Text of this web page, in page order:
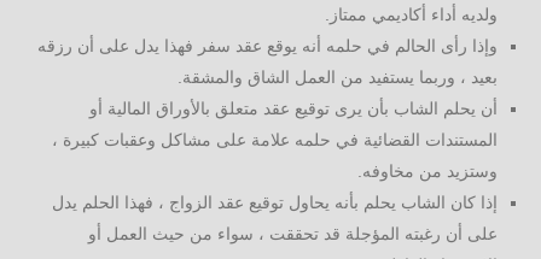
ولديه أداء أكاديمي ممتاز.
وإذا رأى الحالم في حلمه أنه يوقع عقد سفر فهذا يدل على أن رزقه
بعيد ، وربما يستفيد من العمل الشاق والمشقة.
أن يحلم الشاب بأن يرى توقيع عقد متعلق بالأوراق المالية أو
المستندات القضائية في حلمه علامة على مشاكل وعقبات كبيرة ،
وستزيد من مخاوفه.
إذا كان الشاب يحلم بأنه يحاول توقيع عقد الزواج ، فهذا الحلم يدل
على أن رغبته المؤجلة قد تحققت ، سواء من حيث العمل أو